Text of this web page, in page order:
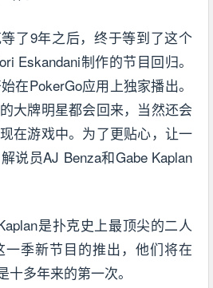
了9年之后，终于等到了这个
Eskandani制作的节目回归。
在PokerGo应用上独家播出。
大牌明星都会回来，当然还会
在游戏中。为了更贴心，让一
说员AJ Benza和Gabe Kaplan
是扑克史上最顶尖的二人
一季新节目的推出，他们将在
多年来的第一次。